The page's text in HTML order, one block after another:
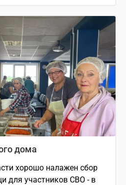
дома
хорошо налажен сбор
для участников СВО - в